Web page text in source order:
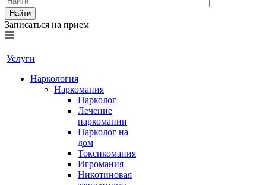
Найти
Записаться на прием
Услуги
Наркология
Наркомания
Нарколог
Лечение
наркомании
Нарколог на
дом
Токсикомания
Игромания
Никотиновая